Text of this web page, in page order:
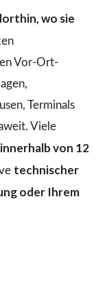
wo sie
Vor-Ort-
Terminals
Viele
innerhalb von 12
technischer
oder Ihrem